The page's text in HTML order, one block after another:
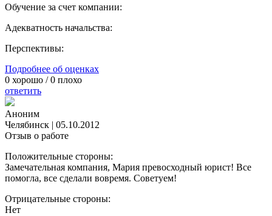
Обучение за счет компании:
Адекватность начальства:
Перспективы:
Подробнее об оценках
0 хорошо /0 плохо
ответить
Аноним
Челябинск | 05.10.2012
Отзыв о работе
Положительные стороны:
Замечательная компания, Мария превосходный юрист! Все
помогла, все сделали вовремя. Советуем!
Отрицательные стороны:
Нет